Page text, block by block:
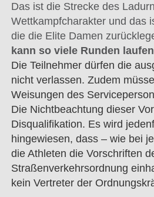
Das ist die Strecke des
Wettkampfcharakter und das
die die Elite Damen
kann so viele Runden
Die Teilnehmer dürfen die
nicht verlassen. Zudem
Weisungen des
Die Nichtbeachtung dieser
Disqualifikation. Es wird
hingewiesen, dass – wie bei
die Athleten die Vorschriften
Straßenverkehrsordnung
kein Vertreter der